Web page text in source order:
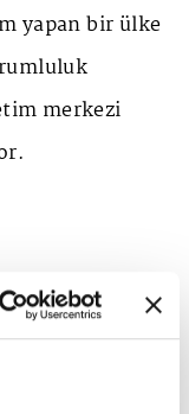
yapan bir ülke
merkezi
KOBİ'ler
yeşil